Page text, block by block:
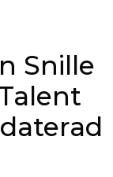
Snille